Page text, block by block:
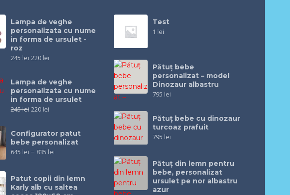
Lampa de veghe
personalizata cu nume
in forma de ursulet -
roz
245lei 220 lei
Lampa de veghe
personalizata cu nume
in forma de ursulet
245lei 220 lei
Configurator patut
bebe personalizat
645 lei – 835 lei
Patut copii din lemn
Karly alb cu saltea
Test
1 lei
Pătuț bebe
personalizat – model
Dinozaur albastru
795 lei
Pătuţ bebe cu dinozaur
turcoaz prafuit
795 lei
Pătuţ din lemn pentru
bebe, personalizat
ursulet pe nor albastru
azur